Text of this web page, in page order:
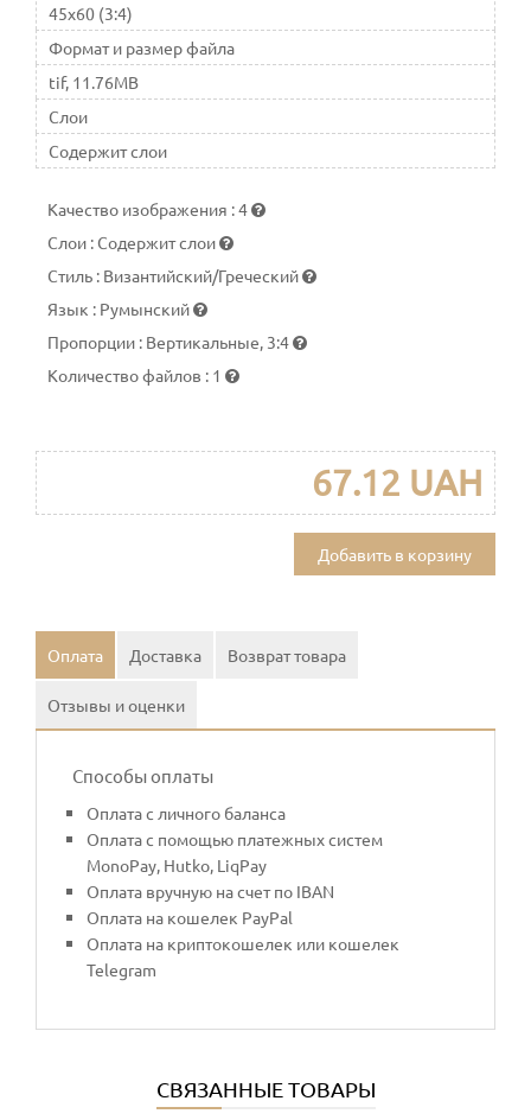
45x60 (3:4)
Формат и размер файла
tif, 11.76MB
Слои
Содержит слои
Качество изображения :4
Слои :Содержит слои
Стиль : Византийский/Греческий
Язык : Румынский
Пропорции : Вертикальные, 3:4
Количество файлов : 1
67.12 UAH
Добавить в корзину
Оплата Доставка Возврат товара
Отзывы и оценки
Способы оплаты
Оплата с личного баланса
Оплата с помощью платежных систем
MonoPay, Hutko, LiqPay
Оплата вручную на счет по IBAN
Оплата на кошелек PayPal
Оплата на криптокошелек или кошелек
Telegram
СВЯЗАННЫЕ ТОВАРЫ